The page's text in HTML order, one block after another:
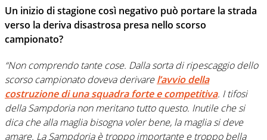
Un inizio di stagione così negativo può portare la strada
verso la deriva disastrosa presa nello scorso
campionato?
“Non comprendo tante cose. Dalla sorta di ripescaggio dello
scorso campionato doveva derivarel’avvio della
costruzione di una squadra forte e competitiva. I tifosi
della Sampdoria non meritano tutto questo. Inutile che si
dica che alla maglia bisogna voler bene, la maglia si deve
amare. La Sampdoria è troppo importante e troppo bella